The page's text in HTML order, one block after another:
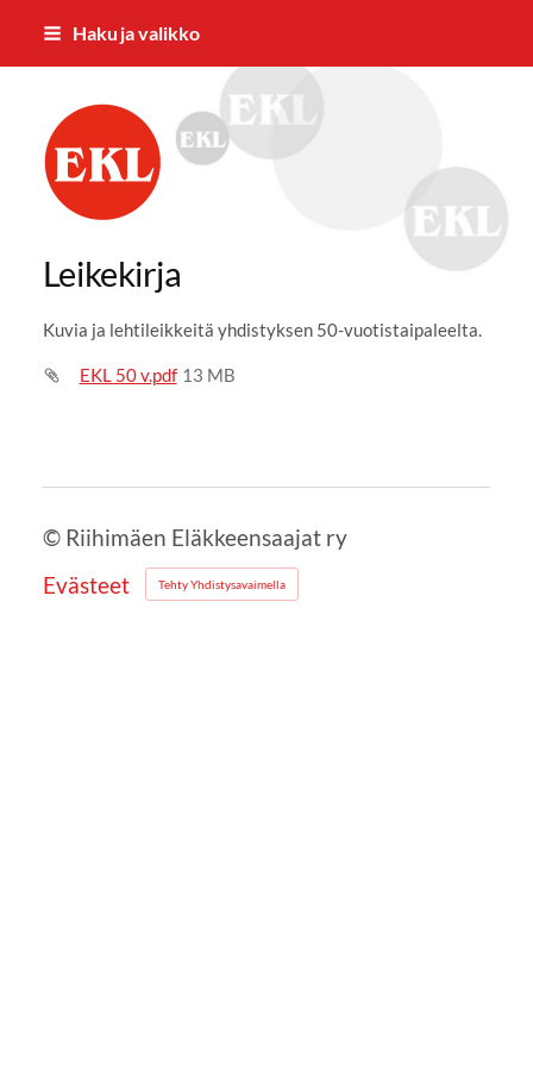
Siirry
Haku ja valikko
Riihimäen Eläkkeensaajat ry
Leikekirja
Kuvia ja lehtileikkeitä yhdistyksen 50-vuotistaipaleelta.
EKL 50 v.pdf 13 MB
© Riihimäen Eläkkeensaajat ry
Evästeet
Tehty Yhdistysavaimella